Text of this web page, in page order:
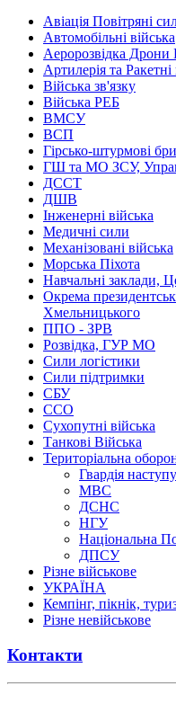
Авіація Повітряні
Автомобільні війська
Аеророзвідка
Артилерія та Ракетні
Війська зв'язку
Війська РЕБ
ВМСУ
ВСП
Гірсько-штурмові
ГШ та МО ЗСУ,
ДССТ
ДШВ
Інженерні війська
Медичні сили
Механізовані війська
Морська Піхота
Навчальні заклади,
Окрема
Хмельницького
ППО - ЗРВ
Розвідка, ГУР МО
Сили логістики
Сили підтримки
СБУ
ССО
Сухопутні війська
Танкові Війська
Територіальна
Гвардія наступу
МВС
ДСНС
НГУ
Національна
ДПСУ
Різне військове
УКРАЇНА
Кемпінг, пікнік,
Різне невійськове
Контакти